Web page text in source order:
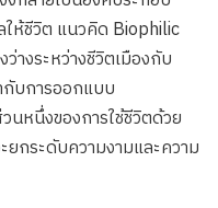
ห้ชีวิต แนวคิด Biophilic
างระหว่างชีวิตเมืองกับ
กับการออกแบบ
หนึ่งของการใช้ชีวิตด้วย
ยกระดับความงามและความ